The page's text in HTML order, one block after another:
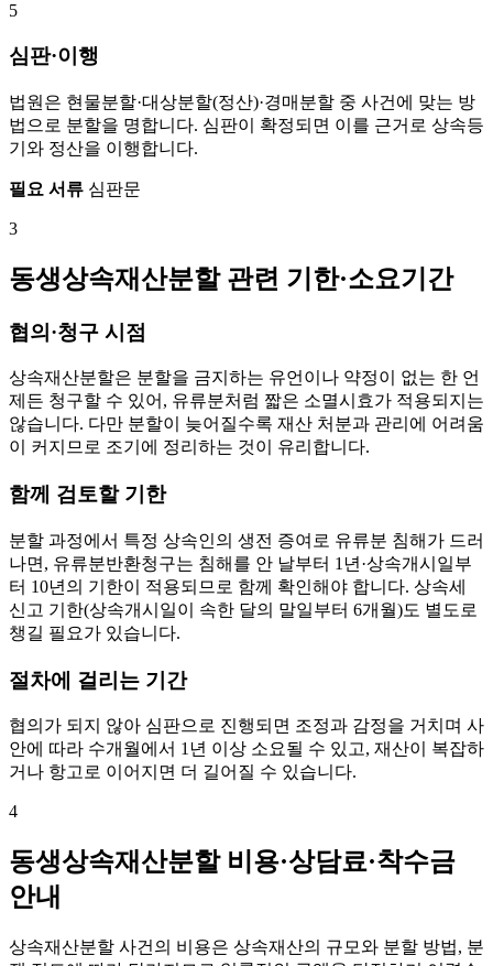
5
심판·이행
법원은 현물분할·대상분할(정산)·경매분할 중 사건에 맞는 방
법으로 분할을 명합니다. 심판이 확정되면 이를 근거로 상속등
기와 정산을 이행합니다.
필요 서류 심판문
3
동생상속재산분할 관련 기한·소요기간
협의·청구 시점
상속재산분할은 분할을 금지하는 유언이나 약정이 없는 한 언
제든 청구할 수 있어, 유류분처럼 짧은 소멸시효가 적용되지는
않습니다. 다만 분할이 늦어질수록 재산 처분과 관리에 어려움
이 커지므로 조기에 정리하는 것이 유리합니다.
함께 검토할 기한
분할 과정에서 특정 상속인의 생전 증여로 유류분 침해가 드러
나면, 유류분반환청구는 침해를 안 날부터 1년·상속개시일부
터 10년의 기한이 적용되므로 함께 확인해야 합니다. 상속세
신고 기한(상속개시일이 속한 달의 말일부터 6개월)도 별도로
챙길 필요가 있습니다.
절차에 걸리는 기간
협의가 되지 않아 심판으로 진행되면 조정과 감정을 거치며 사
안에 따라 수개월에서 1년 이상 소요될 수 있고, 재산이 복잡하
거나 항고로 이어지면 더 길어질 수 있습니다.
4
동생상속재산분할 비용·상담료·착수금
안내
상속재산분할 사건의 비용은 상속재산의 규모와 분할 방법, 분